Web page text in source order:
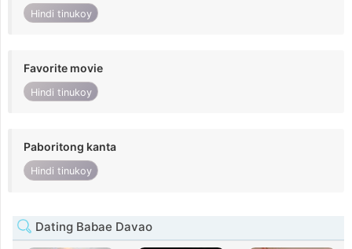
Hindi tinukoy
Favorite movie
Hindi tinukoy
Paboritong kanta
Hindi tinukoy
Dating Babae Davao